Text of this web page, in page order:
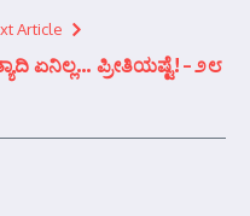
Article
ಏನಿಲ್ಲ… ಪ್ರೀತಿಯಷ್ಟೆ! – ೨೮